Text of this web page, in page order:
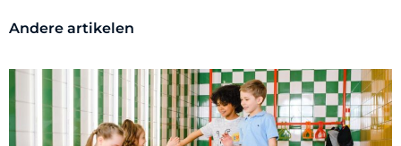
Andere artikelen